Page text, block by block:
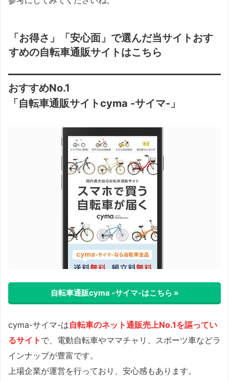
「お得さ」「安心面」で選んだ当サイトおす
すめの自転車通販サイトはこちら
おすすめNo.1
「自転車通販サイトcyma -サイマ-」
自転車通販cyma -サイマ-はこちら »
cyma-サイマ-は自転車のネット通販売上No.1を謳ってい
るサイト で、電動自転車やママチャリ、スポーツ車などラ
インナップが豊富です。
上場企業が運営を行っており、安心感もあります。